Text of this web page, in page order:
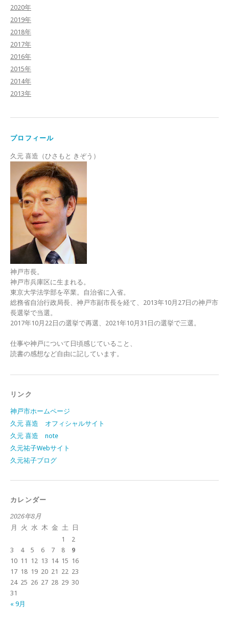
2020年
2019年
2018年
2017年
2016年
2015年
2014年
2013年
プロフィール
久元 喜造（ひさもと きぞう）
神戸市長。
神戸市兵庫区に生まれる。
東京大学法学部を卒業。自治省に入省。
総務省自治行政局長、神戸市副市長を経て、2013年10月27日の神戸市
長選挙で当選。
2017年10月22日の選挙で再選、2021年10月31日の選挙で三選。
仕事や神戸について日頃感じていること、
読書の感想など自由に記しています。
リンク
神戸市ホームページ
久元 喜造 オフィシャルサイト
久元 喜造 note
久元祐子Webサイト
久元祐子ブログ
カレンダー
2026年8月
月
火 水 木 金 土
日
1
2
3
4 5 6 7 8
9
10 11 12 13 14 15 16
17 18 19 20 21 22 23
24 25 26 27 28 29 30
31
« 9月